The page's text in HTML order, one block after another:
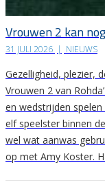
Vrouwen 2 kan
31 JULI 2026 | NIEUWS
Gezelligheid, plezier,
Vrouwen 2 van
en wedstrijden
elf speelster binnen
wel wat aanwas
op met Amy Koster.